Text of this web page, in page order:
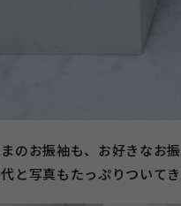
のお振袖も、お好きなお
と写真もたっぷりついて